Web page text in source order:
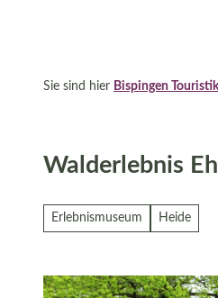
Sie sind hier Bispingen Touristik
Walderlebnis
Erlebnismuseum Heide